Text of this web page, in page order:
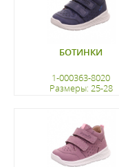
БОТИНКИ
1-000363-8020
Размеры: 25-28